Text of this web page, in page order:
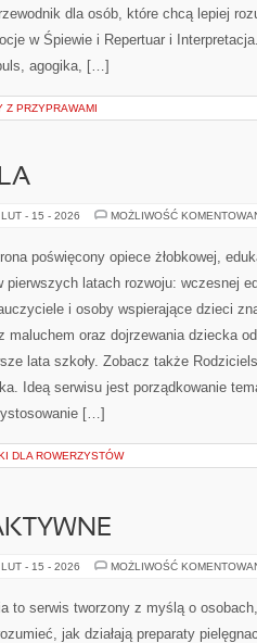
dla osób, które chcą lepiej
w Śpiewie i Repertuar i
agogika, […]
Z PRZYPRAWAMI
LUT - 15 - 2026 MOŻLIWOŚĆ
poświęcony opiece żłobkowej,
pierwszych latach rozwoju: wczesnej
i osoby wspierające dzieci
maluchem oraz dojrzewania dziecka
lata szkoły. Zobacz także
Ideą serwisu jest porządkowanie
[…]
DLA ROWERZYSTÓW
LUT - 15 - 2026 MOŻLIWOŚĆ
to serwis tworzony z myślą o
jak działają preparaty